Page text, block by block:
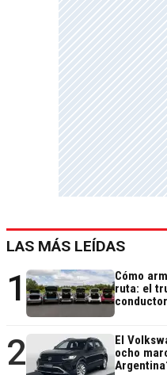
LAS MÁS LEÍDAS
1
Cómo
ruta: el
2
El
ocho